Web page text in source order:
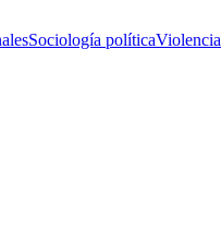
Sociología políticaViolencia